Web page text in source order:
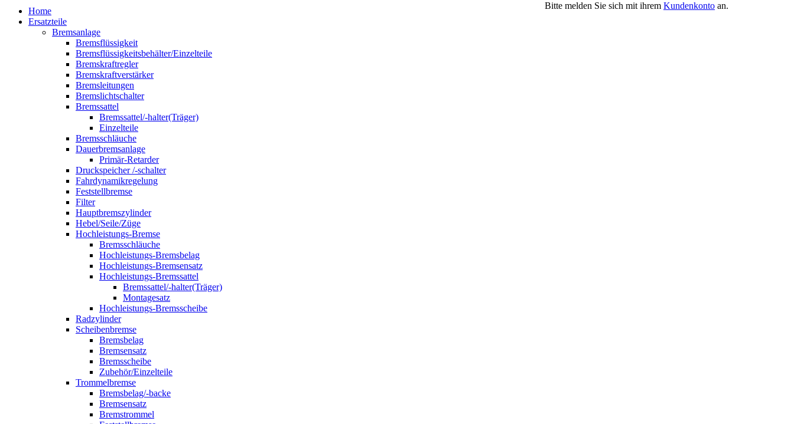
Bitte melden Sie sich mit ihrem Kundenkonto an.
Home
Ersatzteile
Bremsanlage
Bremsflüssigkeit
Bremsflüssigkeitsbehälter/Einzelteile
Bremskraftregler
Bremskraftverstärker
Bremsleitungen
Bremslichtschalter
Bremssattel
Bremssattel/-halter(Träger)
Einzelteile
Bremsschläuche
Dauerbremsanlage
Primär-Retarder
Druckspeicher /-schalter
Fahrdynamikregelung
Feststellbremse
Filter
Hauptbremszylinder
Hebel/Seile/Züge
Hochleistungs-Bremse
Bremsschläuche
Hochleistungs-Bremsbelag
Hochleistungs-Bremsensatz
Hochleistungs-Bremssattel
Bremssattel/-halter(Träger)
Montagesatz
Hochleistungs-Bremsscheibe
Radzylinder
Scheibenbremse
Bremsbelag
Bremsensatz
Bremsscheibe
Zubehör/Einzelteile
Trommelbremse
Bremsbelag/-backe
Bremsensatz
Bremstrommel